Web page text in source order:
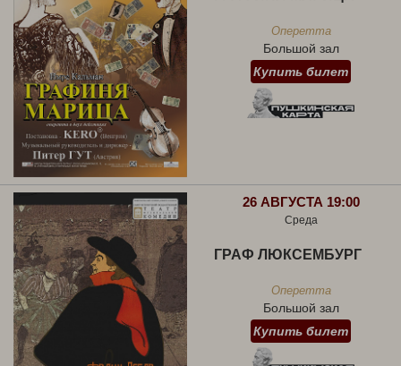
Оперетта
Большой зал
Купить билет
26 АВГУСТА 19:00
Среда
ГРАФ ЛЮКСЕМБУРГ
Оперетта
Большой зал
Купить билет